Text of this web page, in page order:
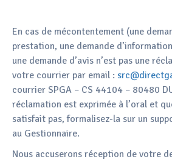
En cas de mécontentement (une
prestation, une demande
une demande d’avis n’est pas une
votre courrier par email :
courrier SPGA – CS 44104 – 80480
réclamation est exprimée à l’oral et
satisfait pas, formalisez-la sur un
au Gestionnaire.
Nous accuserons réception de votre